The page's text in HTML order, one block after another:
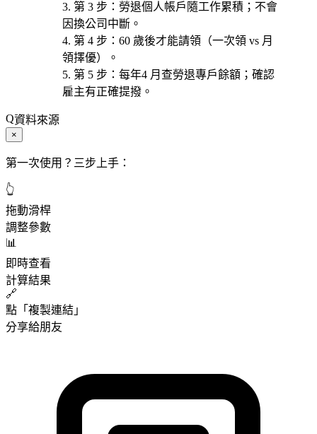
第 3 步 ：勞退個人帳戶 隨工作累積；不會
因換公司中斷。
第 4 步 ： 60 歲後才能請領（一次領 vs 月
領擇優）。
第 5 步 ：每年4 月查勞退專戶餘額 ；確認
雇主有正確提撥。
資料來源
×
第一次使用？三步上手：
👆
拖動滑桿
調整參數
📊
即時查看
計算結果
🔗
點「複製連結」
分享給朋友